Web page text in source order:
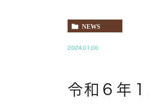
NEWS
2024.01.06
令和６年